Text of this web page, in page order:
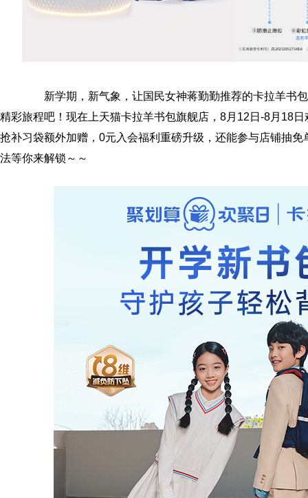
新学期，新气象，让国民女神蒋勤勤推荐的卡拉羊书包
精彩旅程吧！现在上天猫卡拉羊书包旗舰店，8月12日-8月18
抢补习袋额外加赠，0元入会福利重磅升级，还能参与店铺抽
法等你来解锁～～